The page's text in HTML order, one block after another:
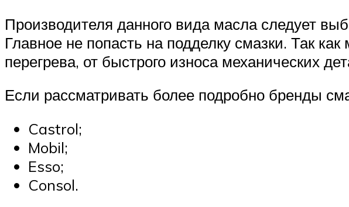
Производителя данного вида масла следует
Главное не попасть на подделку смазки. Так
перегрева, от быстрого износа механических
Если рассматривать более подробно бренды
Castrol;
Mobil;
Esso;
Consol.